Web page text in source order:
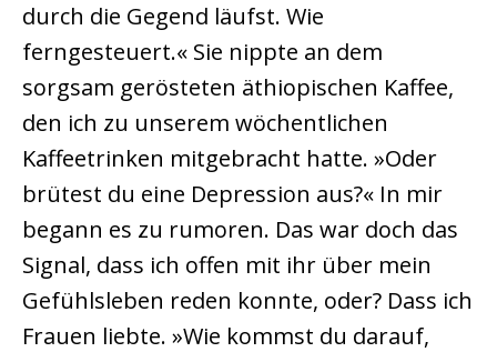
durch die Gegend läufst. Wie
ferngesteuert.« Sie nippte an dem
sorgsam gerösteten äthiopischen Kaffee,
den ich zu unserem wöchentlichen
Kaffeetrinken mitgebracht hatte. »Oder
brütest du eine Depression aus?« In mir
begann es zu rumoren. Das war doch das
Signal, dass ich offen mit ihr über mein
Gefühlsleben reden konnte, oder? Dass ich
Frauen liebte. »Wie kommst du darauf,